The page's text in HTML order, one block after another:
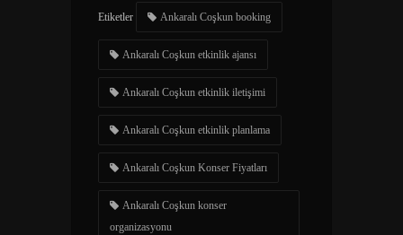
Etiketler Ankaralı Coşkun booking
Ankaralı Coşkun etkinlik ajansı
Ankaralı Coşkun etkinlik iletişimi
Ankaralı Coşkun etkinlik planlama
Ankaralı Coşkun Konser Fiyatları
Ankaralı Coşkun konser
organizasyonu